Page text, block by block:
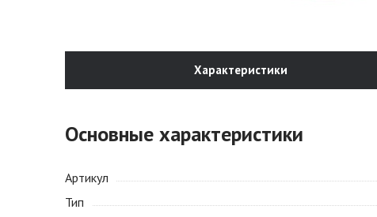
Характеристики
Основные характеристики
Артикул
Тип